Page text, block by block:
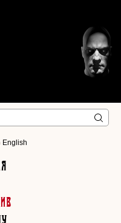
English